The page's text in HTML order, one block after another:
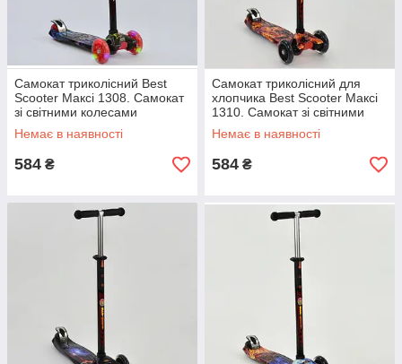
Самокат триколісний Best
Scooter Максі 1308. Самокат
зі світними колесами
Немає в наявності
584 ₴
Самокат триколісний для
хлопчика Best Scooter Максі
1310. Самокат зі світними
колесами
Немає в наявності
584 ₴